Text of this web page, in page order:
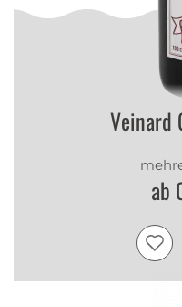
Veinard
ab